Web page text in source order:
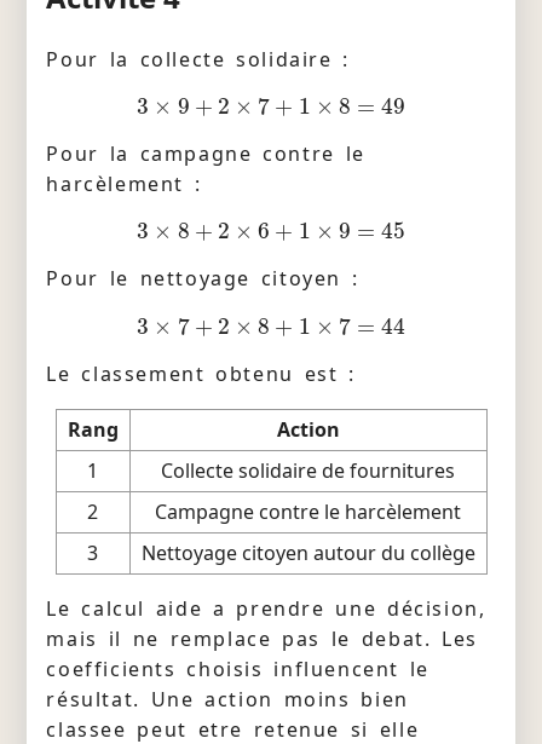
Pour la collecte solidaire :
3× 9 +2× 7 + 1× 8 =49
Pour la campagne contre le
harcèlement :
3× 8 +2× 6 + 1× 9 =45
Pour le nettoyage citoyen :
3× 7 +2× 8 + 1× 7 =44
Le classement obtenu est :
Rang
Action
1
Collecte solidaire de fournitures
2
Campagne contre le harcèlement
3
Nettoyage citoyen autour du collège
Le calcul aide a prendre une décision,
mais il ne remplace pas le debat. Les
coefficients choisis influencent le
résultat. Une action moins bien
classee peut etre retenue si elle